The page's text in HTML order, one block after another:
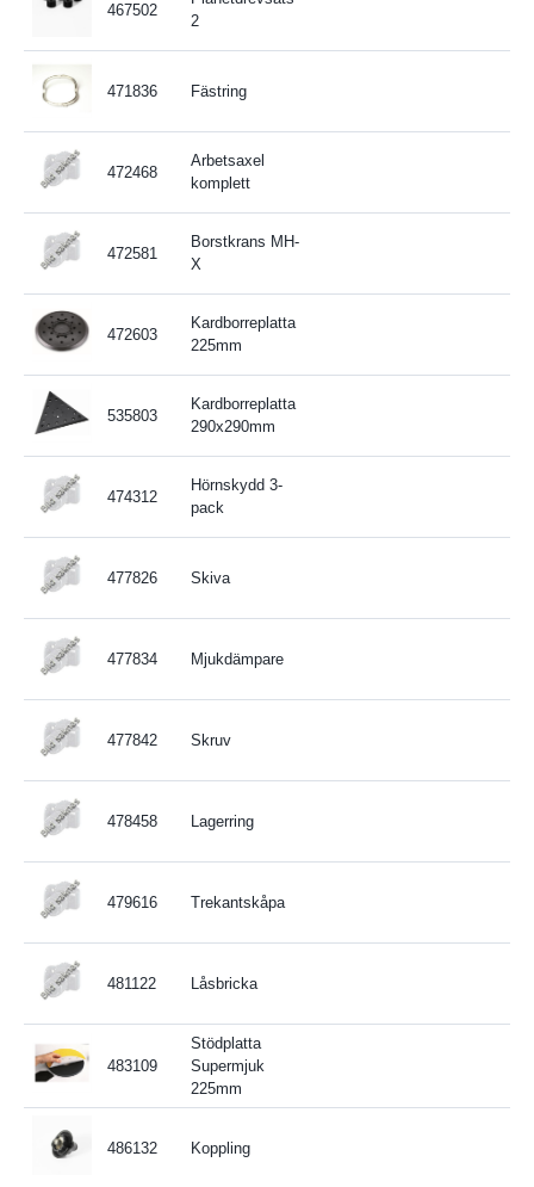
467502
2
471836 Fästring
472468
Arbetsaxel
komplett
472581
Borstkrans MH-
X
472603
Kardborreplatta
225mm
535803
Kardborreplatta
290x290mm
474312
Hörnskydd 3-
pack
477826 Skiva
477834 Mjukdämpare
477842 Skruv
478458 Lagerring
479616 Trekantskåpa
481122 Låsbricka
483109
Stödplatta
Supermjuk
225mm
486132 Koppling